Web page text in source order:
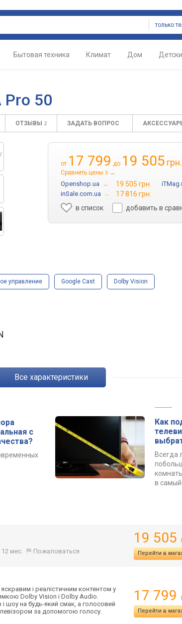
только
Бытовая техника Климат Дом
Pro 50
ОТЗЫВЫ 2 ЗАДАТЬ ВОПРОС
от 17 799 до 19 505 грн.
Сравнить цены 3 →
Openshop.ua → 19 505 грн.
inSale.com.ua →
17 816 грн.
в список
добавить в
управление Google Cast Dolby Vision
Все характеристики
с
Как
Всегда
в самый
12 мес. Пожаловаться
19 505
Перейти в
і реалістичним контентом у
Dolby Vision і Dolby Audio.
шоу на будь-який смак, а голосовий
за допомогою голосу.
17 799
Перейти в